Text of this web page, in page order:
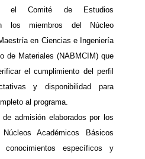
el Comité de Estudios
los miembros del Núcleo
en Ciencias e Ingeniería
de Materiales (NABMCIM) que
el cumplimiento del perfil
y disponibilidad para
al programa.
admisión elaborados por los
Académicos Básicos
conocimientos específicos y